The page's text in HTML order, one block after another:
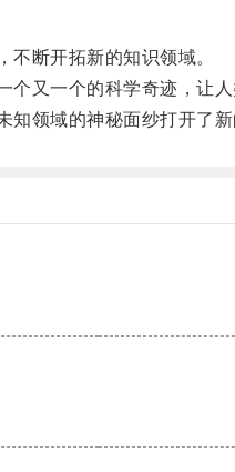
断开拓新的知识领域。
又一个的科学奇迹，让人
领域的神秘面纱打开了新